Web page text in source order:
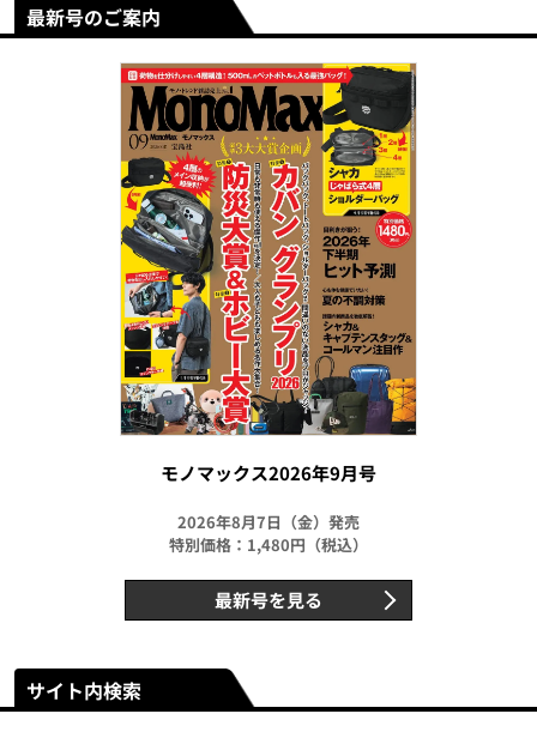
最新号のご案内
モノマックス2026年9月号
2026年8月7日（金）発売
特別価格：1,480円（税込）
最新号を見る
サイト内検索